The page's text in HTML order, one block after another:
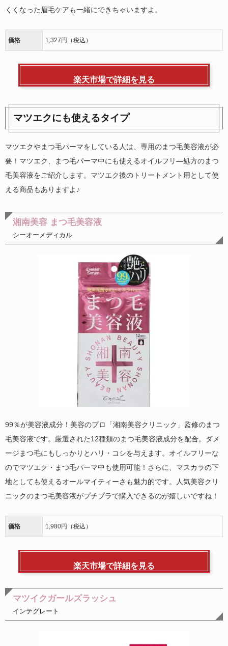
くくなった眉毛ケアも一緒にできちゃいますよ。
価格 1,327円（税込）
楽天市場で詳細を見る
マツエクにも使えるタイプ
マツエクやまつ毛パーマをしている人は、専用のまつ毛美容液が必
要！マツエク、まつ毛パーマ中にも使えるオイルフリ―処方のまつ
毛美容液をご紹介します。マツエク後のトリートメント用として使
える商品もありますよ♪
湘南美容 まつ毛美容液
シーオーメディカル
99％が美容液成分！美容のプロ「湘南美容クリニック」監修のまつ
毛美容液です。厳選された12種類のまつ毛美容液成分を配合。ダメ
ージまつ毛にもしっかりとハリ・コシを与えます。オイルフリーな
のでマツエク・まつ毛パーマ中も使用可能！さらに、マスカラの下
地としても使えるオールマイティーさも魅力的です。人気美容クリ
ニックのまつ毛美容液がプチプラで購入できるのが嬉しいですね！
価格 1,980円（税込）
楽天市場で詳細を見る
マツイクガールズラッシュ
インテグレート